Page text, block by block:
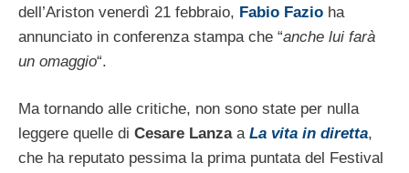
dell’Ariston venerdì 21 febbraio, Fabio Fazio ha
annunciato in conferenza stampa che “anche lui farà
un omaggio“.
Ma tornando alle critiche, non sono state per nulla
leggere quelle di Cesare LanzaaLa vita in diretta,
che ha reputato pessima la prima puntata del Festival